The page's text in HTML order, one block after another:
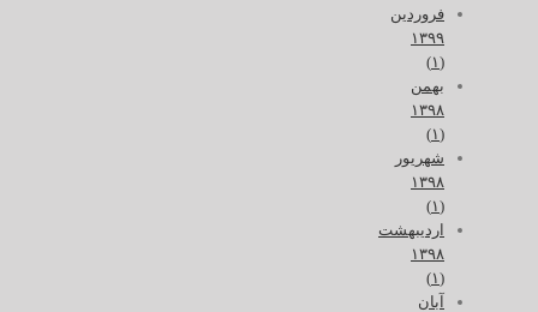
فروردین
۱۳۹۹
(۱)
بهمن
۱۳۹۸
(۱)
شهریور
۱۳۹۸
(۱)
اردیبهشت
۱۳۹۸
(۱)
آبان